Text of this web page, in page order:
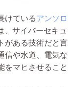
けているアンソロ
、サイバーセキュ
がある技術だと言
信や水道、電気な
をマヒさせること